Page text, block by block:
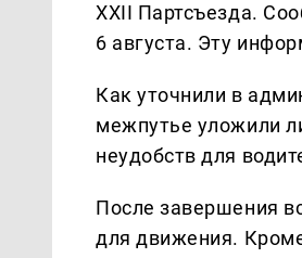
XXII Партсъезда.
6 августа. Эту
Как уточнили в
межпутье уложили
неудобств для
После завершения
для движения.